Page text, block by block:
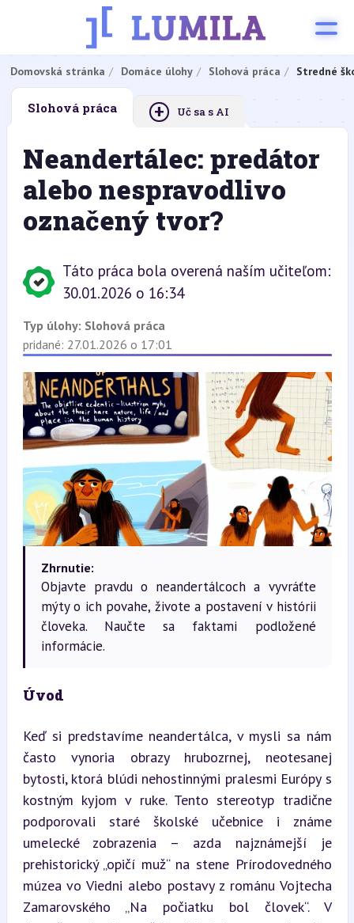
Domovská stránka Domáce úlohy Slohová práca Stredné
Slohová práca + Uč sa s AI
Neandertálec: predátor
alebo nespravodlivo
označený tvor?
Táto práca bola overená naším učiteľom:
30.01.2026 o 16:34
Typ úlohy: Slohová práca
pridané: 27.01.2026 o 17:01
Zhrnutie:
Objavte pravdu o neandertálcoch a vyvráťte
mýty o ich povahe, živote a postavení v histórii
človeka. Naučte sa faktami podložené
informácie.
Úvod
Keď si predstavíme neandertálca, v mysli sa nám
často vynoria obrazy hrubozrnej, neotesanej
bytosti, ktorá blúdi nehostinnými pralesmi Európy s
kostným kyjom v ruke. Tento stereotyp tradične
podporovali staré školské učebnice i známe
umelecké zobrazenia – azda najznámejší je
prehistorický „opičí muž“ na stene Prírodovedného
múzea vo Viedni alebo postavy z románu Vojtecha
Zamarovského „Na počiatku bol človek“. V